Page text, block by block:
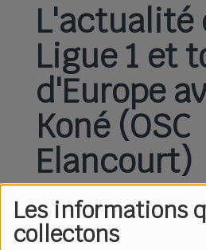
Les informations
collectons
L'actualité
Ligue 1 et
d'Europe
Koné (OSC
Elancourt)